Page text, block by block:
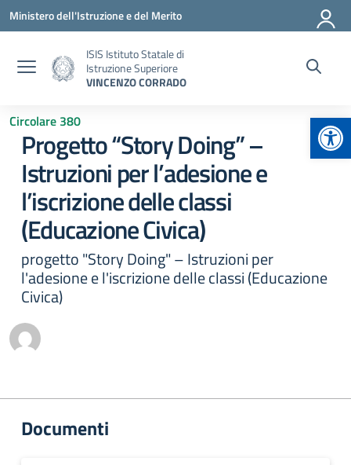
Vai ai contenuti
Vai al menu di navigazione
Vai al footer
Ministero dell'Istruzione e del Merito
ISIS Istituto Statale di
Istruzione Superiore
VINCENZO CORRADO
Circolare 380
Progetto “Story Doing” –
Istruzioni per l’adesione e
l’iscrizione delle classi
(Educazione Civica)
progetto "Story Doing" – Istruzioni per
l'adesione e l'iscrizione delle classi (Educazione
Civica)
Documenti